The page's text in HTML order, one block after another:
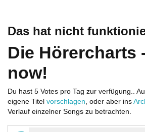
Das hat nicht
Die Hörercharts
now!
Du hast 5 Votes pro Tag zur verfügung..
eigene Titel vorschlagen, oder aber ins
Verlauf einzelner Songs zu betrachten.